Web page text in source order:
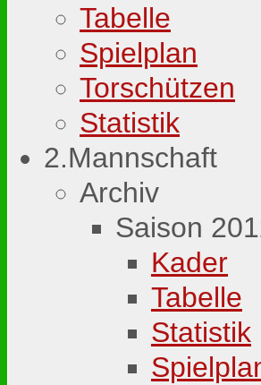
Tabelle
Spielplan
Torschützen
Statistik
2.Mannschaft
Archiv
Saison
Kader
Tabelle
Statistik